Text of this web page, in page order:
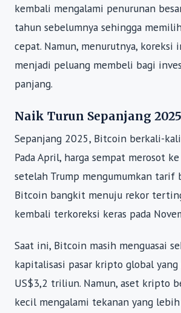
kembali mengalami penurunan
tahun sebelumnya sehingga
cepat. Namun, menurutnya, koreksi
menjadi peluang membeli bagi
panjang.
Naik Turun Sepanjang 2025
Sepanjang 2025, Bitcoin berkali-
Pada April, harga sempat merosot
setelah Trump mengumumkan tarif
Bitcoin bangkit menuju rekor
kembali terkoreksi keras pada
Saat ini, Bitcoin masih menguasai
kapitalisasi pasar kripto global yang
US$3,2 triliun. Namun, aset kripto
kecil mengalami tekanan yang lebih